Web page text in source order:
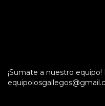
¡Sumate a nuestro